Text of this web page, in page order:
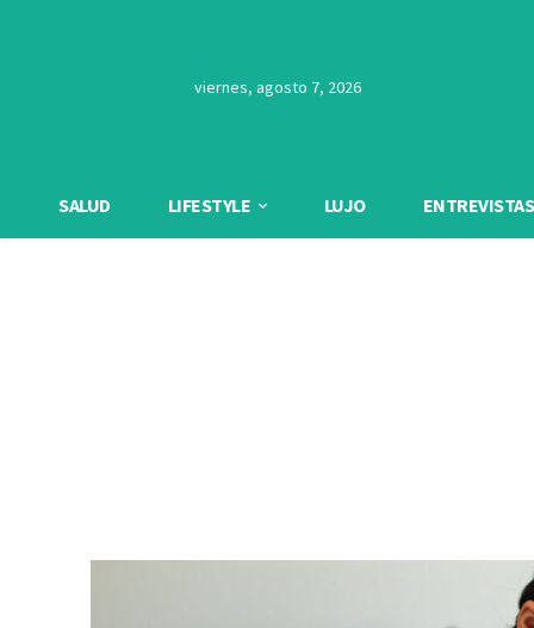
viernes, agosto 7, 2026
SALUD LIFESTYLE LUJO ENTREVISTAS